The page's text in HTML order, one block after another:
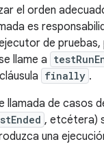
el orden
es
de pruebas,
llame a
finally .
llamada de casos
, etcétera)
una